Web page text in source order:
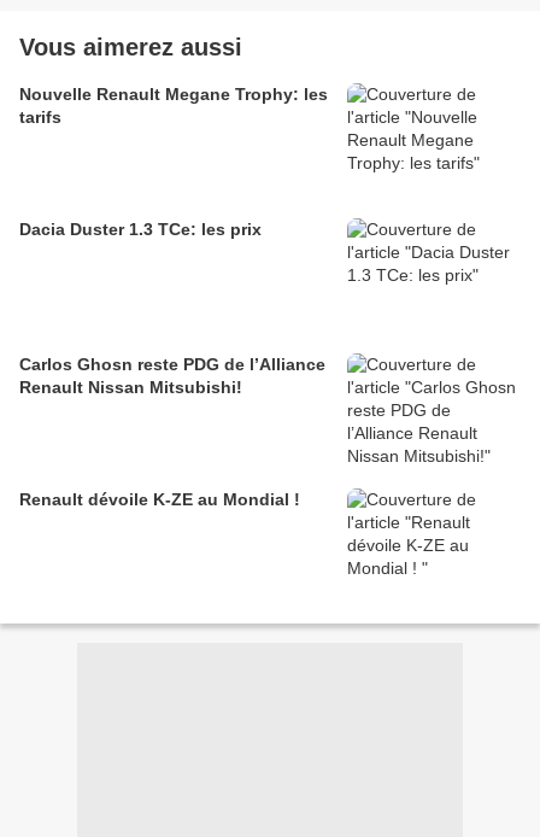
Vous aimerez aussi
Nouvelle Renault Megane Trophy: les
tarifs
Dacia Duster 1.3 TCe: les prix
Carlos Ghosn reste PDG de l’Alliance
Renault Nissan Mitsubishi!
Renault dévoile K-ZE au Mondial !